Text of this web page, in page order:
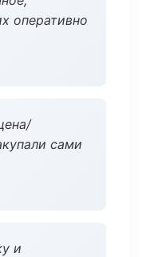
оперативно
сами
и